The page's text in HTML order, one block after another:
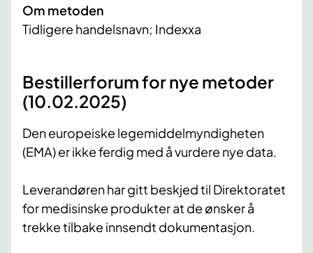
Om metoden
Tidligere handelsnavn; Indexxa
Bestillerforum for nye metoder
(10.02.2025)
Den europeiske legemiddelmyndigheten
(EMA) er ikke ferdig med å vurdere nye data.
Leverandøren har gitt beskjed til Direktoratet
for medisinske produkter at de ønsker å
trekke tilbake innsendt dokumentasjon.